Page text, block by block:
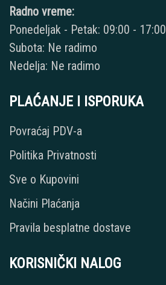
Radno vreme:
Ponedeljak - Petak: 09:00 - 17:00
Subota: Ne radimo
Nedelja: Ne radimo
PLAĆANJE I ISPORUKA
Povraćaj PDV-a
Politika Privatnosti
Sve o Kupovini
Načini Plaćanja
Pravila besplatne dostave
KORISNIČKI NALOG